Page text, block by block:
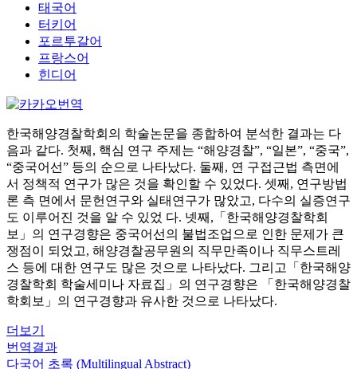
태국어
터키어
포르투갈어
프랑스어
힌디어
한국해양경찰학회의 학술논문을 종합하여 분석한 결과는 다
음과 같다. 첫째, 핵심 연구 주제는 “해양경찰”, “일본”, “중국”,
“중국어선” 등의 순으로 나타났다. 둘째, 연 구접근법 측면에
서 정책적 연구가 많은 것을 확인할 수 있었다. 셋째, 연구방법
론 측 면에서 문헌연구와 실태연구가 많았고, 다수의 실증연구
도 이루어진 것을 알 수 있었 다. 넷째,「한국해양경찰학회
보」의 연구경향은 중국어선의 불법조업으로 인한 문제가 큰
쟁점이 되었고, 해양경찰공무원의 직무만족이나 직무스트레
스 등에 대한 연구도 많은 것으로 나타났다. 그리고「한국해양
경찰학회 학술세미나 자료집」의 연구경향은 「한국해양경찰
학회보」의 연구경향과 유사한 것으로 나타났다.
더보기
번역결과
다국어 초록 (Multilingual Abstract)